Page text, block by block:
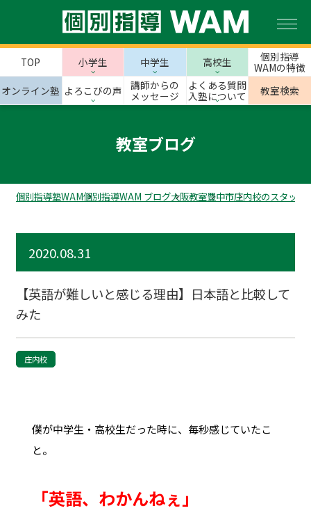
TOP 小学生 中学生 高校生
個別指導
WAMの特徴
オンライン塾 よろこびの声
講師からの
メッセージ
よくある質問
入塾について
教室検索
教室ブログ
個別指導塾WAM個別指導WAM ブログ大阪教室豊中市庄内校のスタッフ
2020.08.31
【英語が難しいと感じる理由】日本語と比較して
みた
庄内校
僕が中学生・高校生だった時に、毎秒感じていたこ
と。
「英語、わかんねぇ」